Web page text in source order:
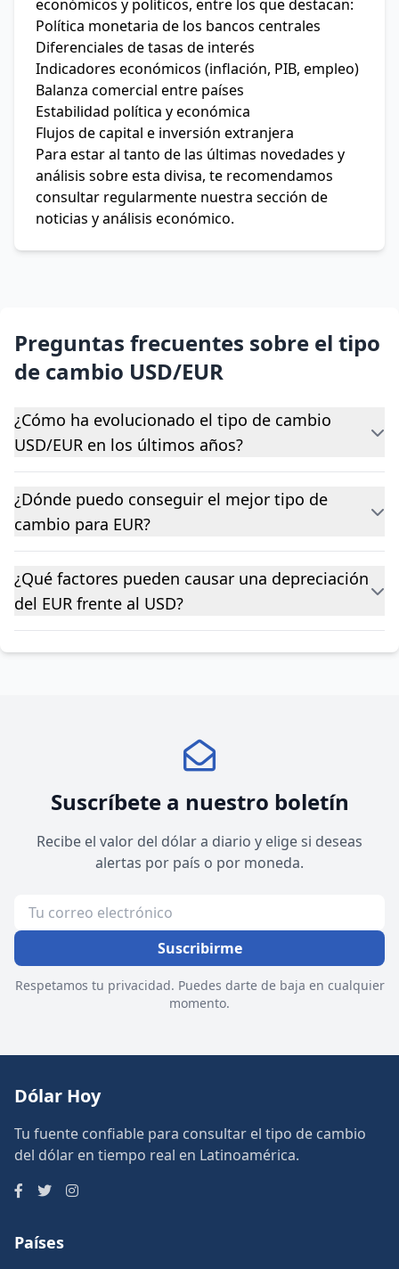
económicos y políticos, entre los que destacan:
Política monetaria de los bancos centrales
Diferenciales de tasas de interés
Indicadores económicos (inflación, PIB, empleo)
Balanza comercial entre países
Estabilidad política y económica
Flujos de capital e inversión extranjera
Para estar al tanto de las últimas novedades y
análisis sobre esta divisa, te recomendamos
consultar regularmente nuestra sección de
noticias y análisis económico.
Preguntas frecuentes sobre el tipo
de cambio USD/EUR
¿Cómo ha evolucionado el tipo de cambio
USD/EUR en los últimos años?
¿Dónde puedo conseguir el mejor tipo de
cambio para EUR?
¿Qué factores pueden causar una depreciación
del EUR frente al USD?
Suscríbete a nuestro boletín
Recibe el valor del dólar a diario y elige si deseas
alertas por país o por moneda.
Suscribirme
Respetamos tu privacidad. Puedes darte de baja en cualquier
momento.
Dólar Hoy
Tu fuente confiable para consultar el tipo de cambio
del dólar en tiempo real en Latinoamérica.
Países